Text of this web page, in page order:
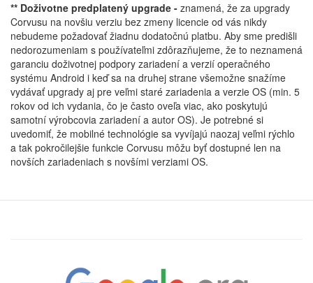
** Doživotne predplatený upgrade - znamená, že za upgrady
Corvusu na novšiu verziu bez zmeny licencie od vás nikdy
nebudeme požadovať žiadnu dodatočnú platbu. Aby sme predišli
nedorozumeniam s používateľmi zdôrazňujeme, že to neznamená
garanciu doživotnej podpory zariadení a verzií operačného
systému Android i keď sa na druhej strane všemožne snažíme
vydávať upgrady aj pre veľmi staré zariadenia a verzie OS (min. 5
rokov od ich vydania, čo je často oveľa viac, ako poskytujú
samotní výrobcovia zariadení a autor OS). Je potrebné si
uvedomiť, že mobilné technológie sa vyvíjajú naozaj veľmi rýchlo
a tak pokročilejšie funkcie Corvusu môžu byť dostupné len na
novších zariadeniach s novšími verziami OS.